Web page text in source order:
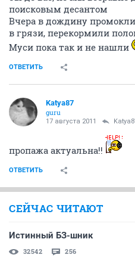
поисковым десантом
Вчера в дождину
в грязи, перекормили
Муси пока так и не нашли
ОТВЕТИТЬ
Katya87
guru
17 августа 2011
пропажа актуальна!!
ОТВЕТИТЬ
СЕЙЧАС ЧИТАЮТ
Истинный БЗ-шник
32542 256